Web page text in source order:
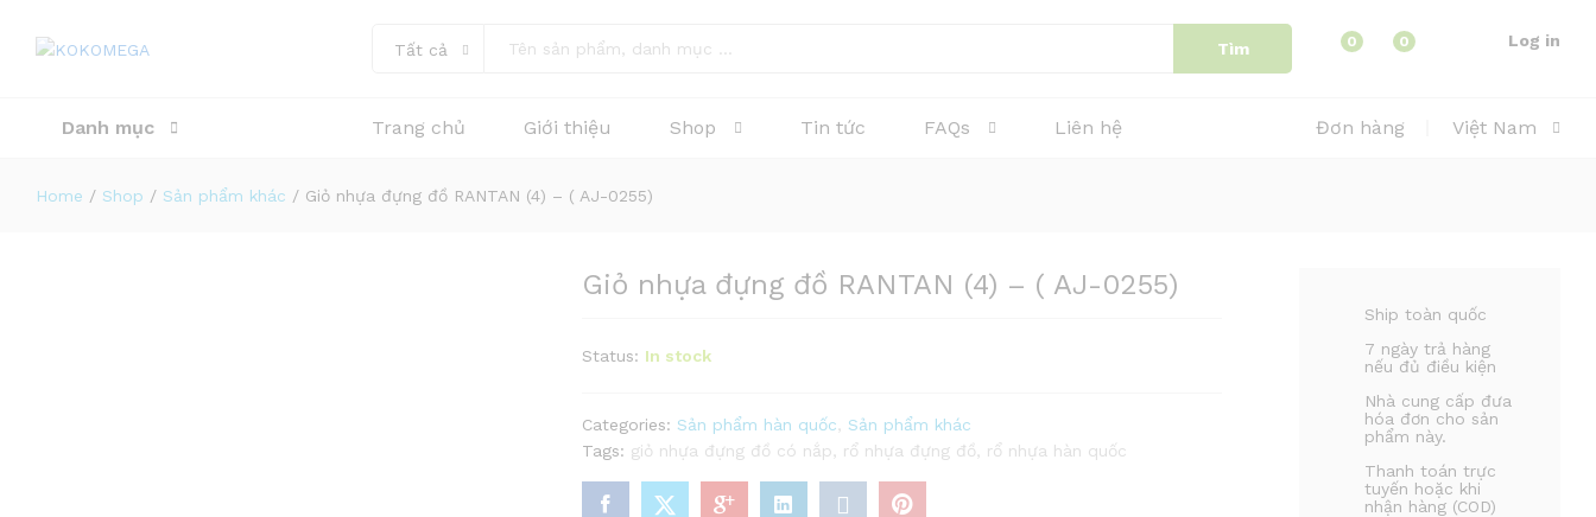
Tất cả Tìm 0 0 Log in
Danh mục Trang chủ Giới thiệu Shop Tin tức FAQs Liên hệ Đơn hàng Việt Nam
Home / Shop / Sản phẩm khác / Giỏ nhựa đựng đồ RANTAN (4) – ( AJ-0255)
Giỏ nhựa đựng đồ RANTAN (4) – ( AJ-0255)
Status: In stock
Categories: Sản phẩm hàn quốc
Sản phẩm khác
Tags: giỏ nhựa đựng đồ có nắp rổ nhựa đựng đồ rổ nhựa hàn quốc
Ship toàn quốc
7 ngày trả hàng
nếu đủ điều kiện
Nhà cung cấp đưa
hóa đơn cho sản
phẩm này.
Thanh toán trực
tuyến hoặc khi
nhận hàng (COD)
Giỏ nhựa đựng đồ RANTAN (4) - ( AJ-0255)